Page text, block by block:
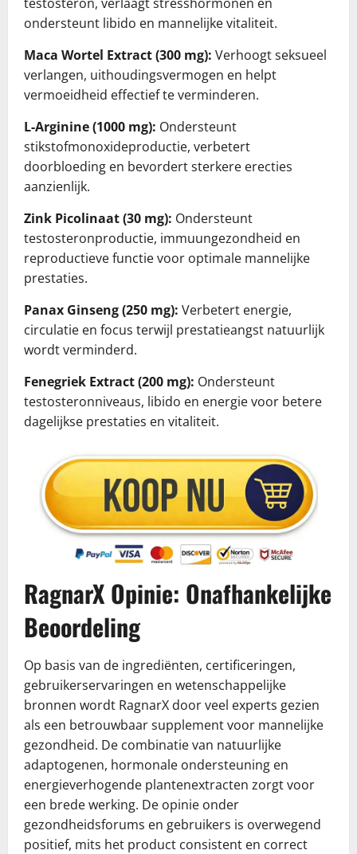
ondersteunt libido en mannelijke vitaliteit.
Maca Wortel Extract (300 mg): Verhoogt seksueel
verlangen, uithoudingsvermogen en helpt
vermoeidheid effectief te verminderen.
L-Arginine (1000 mg): Ondersteunt
stikstofmonoxideproductie, verbetert
doorbloeding en bevordert sterkere erecties
aanzienlijk.
Zink Picolinaat (30 mg): Ondersteunt
testosteronproductie, immuungezondheid en
reproductieve functie voor optimale mannelijke
prestaties.
Panax Ginseng (250 mg): Verbetert energie,
circulatie en focus terwijl prestatieangst natuurlijk
wordt verminderd.
Fenegriek Extract (200 mg): Ondersteunt
testosteronniveaus, libido en energie voor betere
dagelijkse prestaties en vitaliteit.
RagnarX Opinie: Onafhankelijke
Beoordeling
Op basis van de ingrediënten, certificeringen,
gebruikerservaringen en wetenschappelijke
bronnen wordt RagnarX door veel experts gezien
als een betrouwbaar supplement voor mannelijke
gezondheid. De combinatie van natuurlijke
adaptogenen, hormonale ondersteuning en
energieverhogende plantenextracten zorgt voor
een brede werking. De opinie onder
gezondheidsforums en gebruikers is overwegend
positief, mits het product consistent en correct